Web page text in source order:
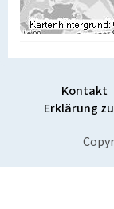
Kontakt
Erklärung